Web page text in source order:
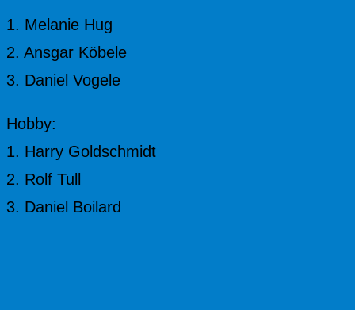
1. Melanie Hug
2. Ansgar Köbele
3. Daniel Vogele
Hobby:
1. Harry Goldschmidt
2. Rolf Tull
3. Daniel Boilard